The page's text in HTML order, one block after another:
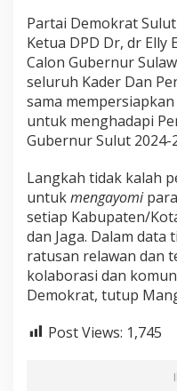
Partai Demokrat
Ketua DPD Dr, dr Elly
Calon Gubernur
seluruh Kader Dan
sama mempersiapkan
untuk menghadapi
Gubernur Sulut 2024-
Langkah tidak kalah
untukmengayomi
setiap Kabupaten/
dan Jaga. Dalam data
ratusan relawan dan
kolaborasi dan
Demokrat, tutup
Post Views: 1,745